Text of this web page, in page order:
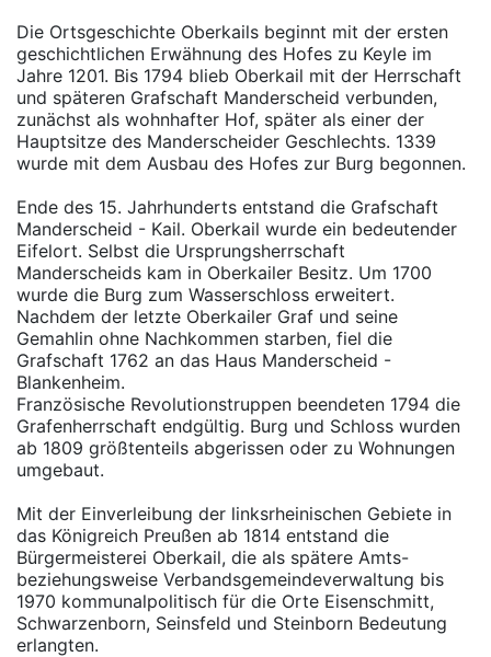
Die Ortsgeschichte Oberkails beginnt mit der ersten
geschichtlichen Erwähnung des Hofes zu Keyle im
Jahre 1201. Bis 1794 blieb Oberkail mit der Herrschaft
und späteren Grafschaft Manderscheid verbunden,
zunächst als wohnhafter Hof, später als einer der
Hauptsitze des Manderscheider Geschlechts. 1339
wurde mit dem Ausbau des Hofes zur Burg begonnen.
Ende des 15. Jahrhunderts entstand die Grafschaft
Manderscheid - Kail. Oberkail wurde ein bedeutender
Eifelort. Selbst die Ursprungsherrschaft
Manderscheids kam in Oberkailer Besitz. Um 1700
wurde die Burg zum Wasserschloss erweitert.
Nachdem der letzte Oberkailer Graf und seine
Gemahlin ohne Nachkommen starben, fiel die
Grafschaft 1762 an das Haus Manderscheid -
Blankenheim.
Französische Revolutionstruppen beendeten 1794 die
Grafenherrschaft endgültig. Burg und Schloss wurden
ab 1809 größtenteils abgerissen oder zu Wohnungen
umgebaut.
Mit der Einverleibung der linksrheinischen Gebiete in
das Königreich Preußen ab 1814 entstand die
Bürgermeisterei Oberkail, die als spätere Amts-
beziehungsweise Verbandsgemeindeverwaltung bis
1970 kommunalpolitisch für die Orte Eisenschmitt,
Schwarzenborn, Seinsfeld und Steinborn Bedeutung
erlangten.